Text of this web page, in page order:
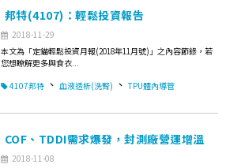
邦特(4107)：輕鬆投資報告
2018-11-29
本文為「定錨輕鬆投資月報(2018年11月號)」之內容節錄，若
您想瞭解更多與食衣...
4107邦特 、 血液透析(洗腎) 、 TPU體內導管
COF、TDDI需求爆發，封測廠營運增溫
2018-11-08